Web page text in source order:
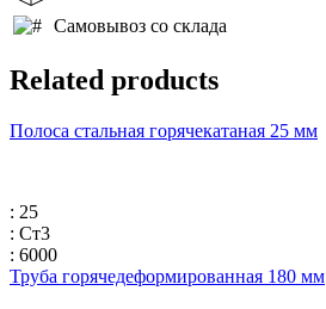
Самовывоз со склада
Related products
Полоса стальная горячекатаная 25 мм
: 25
: Ст3
: 6000
Труба горячедеформированная 180 мм